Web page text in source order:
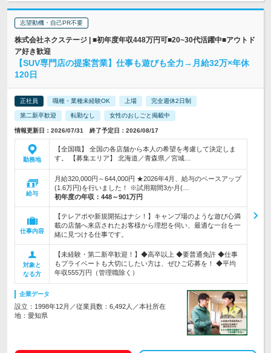
志望動機・自己PR不要
株式会社ネクステージ | ■初年度年収448万円可■20~30代活躍中■アウトド
ア好き歓迎
【SUV専門店の提案営業】仕事も遊びも全力→月給32万×年休
120日
正社員 職種・業種未経験OK 上場 完全週休2日制
第二新卒歓迎 転勤なし 女性のおしごと掲載中
情報更新日：2026/07/31 終了予定日：2026/08/17
勤務地
【全国職】 全国の各店舗から本人の希望を考慮して決定しま
す。 【募集エリア】 北海道／青森県／宮城…
給与
月給320,000円～644,000円 ★2026年4月、給与のベースアップ
(1.6万円)を行いました！ ※試用期間3か月(…
初年度の年収： 448～901万円
仕事内容
【テレアポや新規開拓はナシ！】キャンプ場のような遊び心満
載の店舗へ来店されたお客様から理想を伺い、最適な一台を一
緒に見つける仕事です。
対象と
なる方
【未経験・第二新卒歓迎！】◆高卒以上 ◆要普通免許 ◆仕事
もプライベートも大切にしたい方は、ぜひご応募を！ ◆平均
年収555万円（管理職除く）
企業データ
設立：1998年12月／従業員数：6,492人／本社所在
地：愛知県